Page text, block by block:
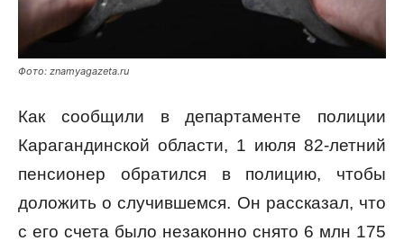
Фото: znamyagazeta.ru
Как сообщили в департаменте полиции
Карагандинской области, 1 июля 82-летний
пенсионер обратился в полицию, чтобы
доложить о случившемся. Он рассказал, что
с его счета было незаконно снято 6 млн 175